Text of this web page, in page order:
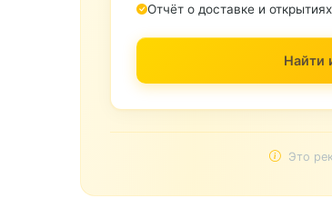
Отчёт о доставке и открытиях
Найти
Это